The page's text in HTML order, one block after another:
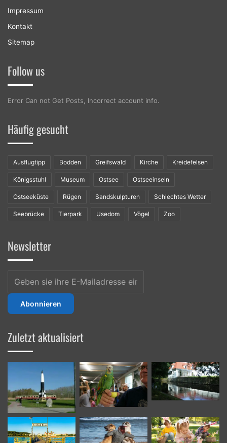
Impressum
Kontakt
Sitemap
Follow us
Error Can not Get Posts, Incorrect account info.
Häufig gesucht
Ausflugtipp Bodden Greifswald Kirche Kreidefelsen
Königsstuhl Museum Ostsee Ostseeinseln
Ostseeküste Rügen Sandskulpturen Schlechtes Wetter
Seebrücke Tierpark Usedom Vögel Zoo
Newsletter
sie
ihre
Zuletzt aktualisiert